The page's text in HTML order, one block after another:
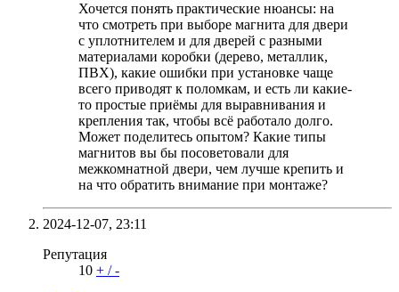
Хочется понять практические нюансы: на
что смотреть при выборе магнита для двери
с уплотнителем и для дверей с разными
материалами коробки (дерево, металлик,
ПВХ), какие ошибки при установке чаще
всего приводят к поломкам, и есть ли какие-
то простые приёмы для выравнивания и
крепления так, чтобы всё работало долго.
Может поделитесь опытом? Какие типы
магнитов вы бы посоветовали для
межкомнатной двери, чем лучше крепить и
на что обратить внимание при монтаже?
2024-12-07, 23:11
Репутация
10 + /-